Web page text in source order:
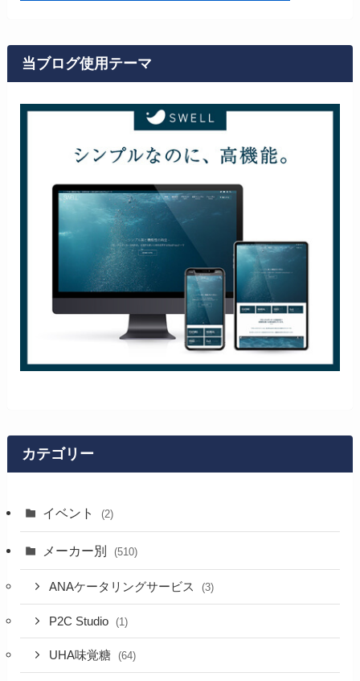
当ブログ使用テーマ
カテゴリー
イベント (2)
メーカー別 (510)
ANAケータリングサービス (3)
P2C Studio (1)
UHA味覚糖 (64)